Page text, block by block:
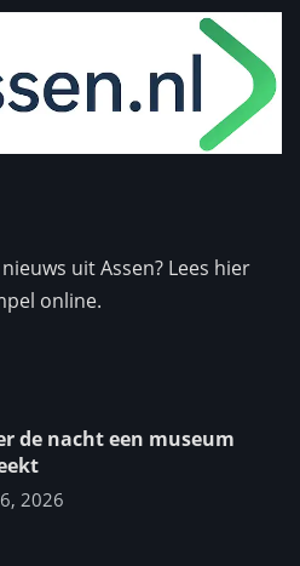
uit Assen? Lees hier
online.
de nacht een museum
2026